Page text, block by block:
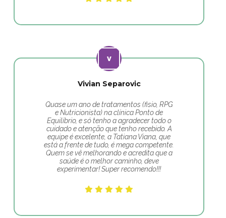
Vivian Separovic
Quase um ano de tratamentos (fisio, RPG
e Nutricionista) na clínica Ponto de
Equilíbrio, e só tenho a agradecer todo o
cuidado e atenção que tenho recebido. A
equipe é excelente, a Tatiana Viana, que
está a frente de tudo, é mega competente.
Quem se vê melhorando e acredita que a
saúde é o melhor caminho, deve
experimentar! Super recomendo!!!